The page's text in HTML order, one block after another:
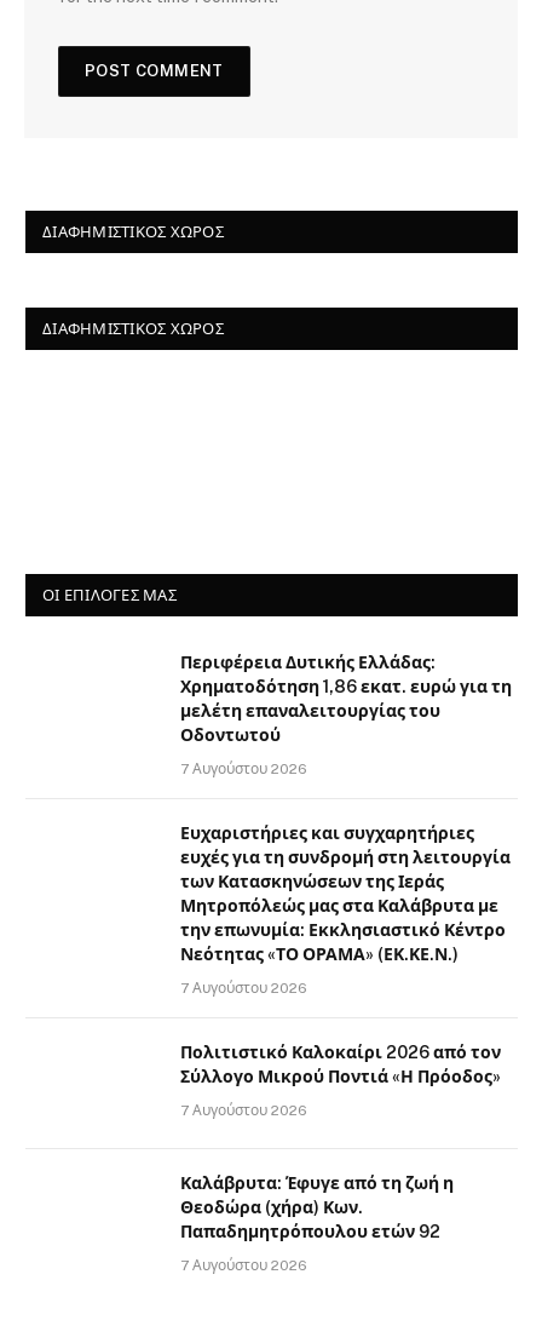
ΔΙΑΦΗΜΙΣΤΙΚΌΣ ΧΏΡΟΣ
ΔΙΑΦΗΜΙΣΤΙΚΌΣ ΧΏΡΟΣ
ΟΙ ΕΠΙΛΟΓΈΣ ΜΑΣ
Περιφέρεια Δυτικής Ελλάδας:
Χρηματοδότηση 1,86 εκατ. ευρώ για τη
μελέτη επαναλειτουργίας του
Οδοντωτού
7 Αυγούστου 2026
Ευχαριστήριες και συγχαρητήριες
ευχές για τη συνδρομή στη λειτουργία
των Κατασκηνώσεων της Ιεράς
Μητροπόλεώς μας στα Καλάβρυτα με
την επωνυμία: Εκκλησιαστικό Κέντρο
Νεότητας «ΤΟ ΟΡΑΜΑ» (ΕΚ.ΚΕ.Ν.)
7 Αυγούστου 2026
Πολιτιστικό Καλοκαίρι 2026 από τον
Σύλλογο Μικρού Ποντιά «Η Πρόοδος»
7 Αυγούστου 2026
Καλάβρυτα: Έφυγε από τη ζωή η
Θεοδώρα (χήρα) Κων.
Παπαδημητρόπουλου ετών 92
7 Αυγούστου 2026